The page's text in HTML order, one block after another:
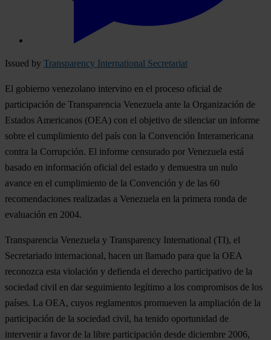
Issued by Transparency International Secretariat
El gobierno venezolano intervino en el proceso oficial de
participación de Transparencia Venezuela ante la Organización de
Estados Americanos (OEA) con el objetivo de silenciar un informe
sobre el cumplimiento del país con la Convención Interamericana
contra la Corrupción. El informe censurado por Venezuela está
basado en información oficial del estado y demuestra un nulo
avance en el cumplimiento de la Convención y de las 60
recomendaciones realizadas a Venezuela en la primera ronda de
evaluación en 2004.
Transparencia Venezuela y Transparency International (TI), el
Secretariado internacional, hacen un llamado para que la OEA
reconozca esta violación y defienda el derecho participativo de la
sociedad civil en dar seguimiento legítimo a los compromisos de los
países. La OEA, cuyos reglamentos promueven la ampliación de la
participación de la sociedad civil, ha tenido oportunidad de
intervenir a favor de la libre participación desde diciembre 2006,